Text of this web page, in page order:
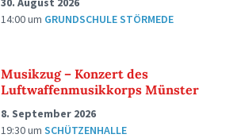
14:00um GRUNDSCHULE STÖRMEDE
Musikzug – Konzert des
Luftwaffenmusikkorps Münster
8. September 2026
19:30um SCHÜTZENHALLE